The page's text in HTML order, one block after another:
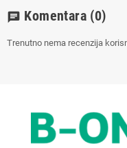
chat Komentara (0)
Trenutno nema recenzija